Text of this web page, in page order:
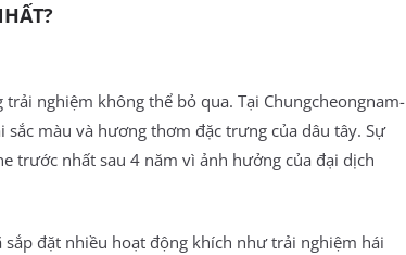
nghiệm không thể bỏ qua. Tại Chungcheongnam-
màu và hương thơm đặc trưng của dâu tây. Sự
trước nhất sau 4 năm vì ảnh hưởng của đại dịch
đặt nhiều hoạt động khích như trải nghiệm hái